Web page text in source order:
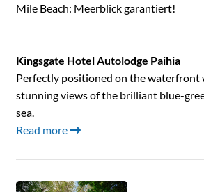
Mile Beach: Meerblick garantiert!
Kingsgate Hotel Autolodge Paihia
Perfectly positioned on the waterfront
stunning views of the brilliant blue-
sea.
Read more